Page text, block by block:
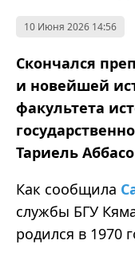
10 Июня 2026 14:56
Скончался
и новейшей
факультета
Тариель
Как сообщила
службы БГУ
родился в 1970